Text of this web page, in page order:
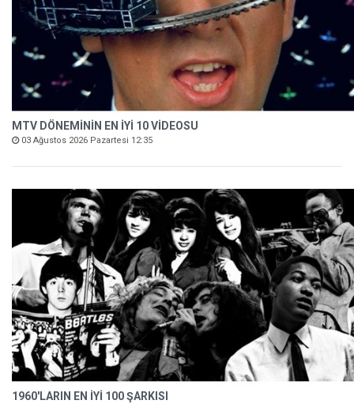
MTV DÖNEMİNİN EN İYİ 10 VİDEOSU
03 Ağustos 2026 Pazartesi 12:35
1960'LARIN EN İYİ 100 ŞARKISI